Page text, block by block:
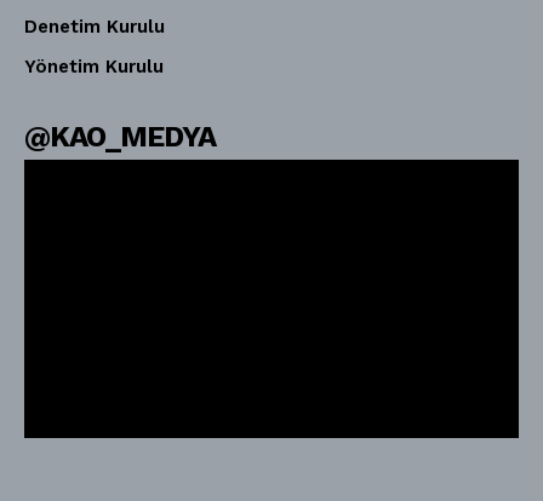
Denetim Kurulu
Yönetim Kurulu
@KAO_MEDYA